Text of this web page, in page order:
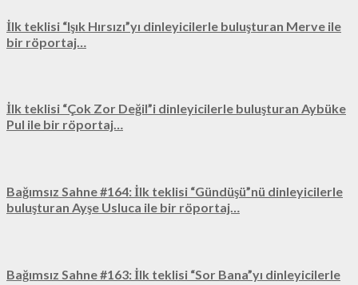
İlk teklisi “Işık Hırsızı”yı dinleyicilerle buluşturan Merve ile
bir röportaj…
İlk teklisi “Çok Zor Değil”i dinleyicilerle buluşturan Aybüke
Pul ile bir röportaj…
Bağımsız Sahne #164: İlk teklisi “Gündüşü”nü dinleyicilerle
buluşturan Ayşe Usluca ile bir röportaj…
Bağımsız Sahne #163: İlk teklisi “Sor Bana”yı dinleyicilerle